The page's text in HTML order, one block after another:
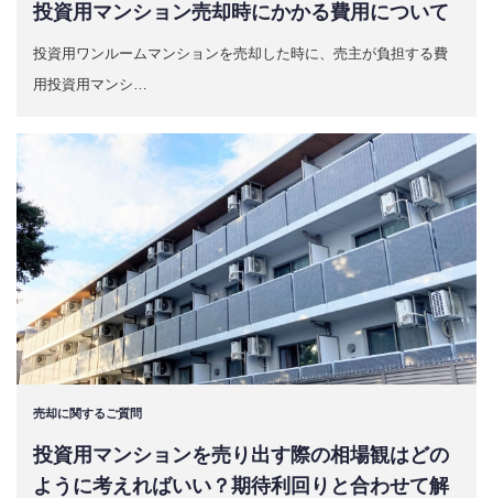
投資用マンション売却時にかかる費用について
投資用ワンルームマンションを売却した時に、売主が負担する費
用投資用マンシ…
売却に関するご質問
投資用マンションを売り出す際の相場観はどの
ように考えればいい？期待利回りと合わせて解